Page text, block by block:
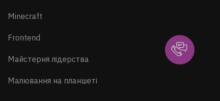
Minecraft
Frontend
Майстерня лідерства
Малювання на планшеті